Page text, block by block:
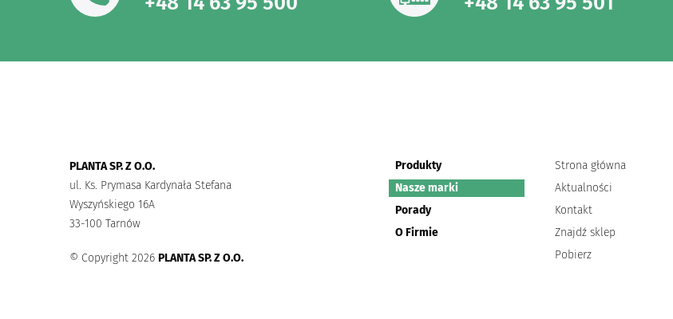
PLANTA SP. Z O.O.
ul. Ks. Prymasa Kardynała Stefana
Wyszyńskiego 16A
33-100 Tarnów
© Copyright 2026 PLANTA SP. Z O.O.
Produkty
Nasze marki
Porady
O Firmie
Strona główna
Aktualności
Kontakt
Znajdź sklep
Pobierz